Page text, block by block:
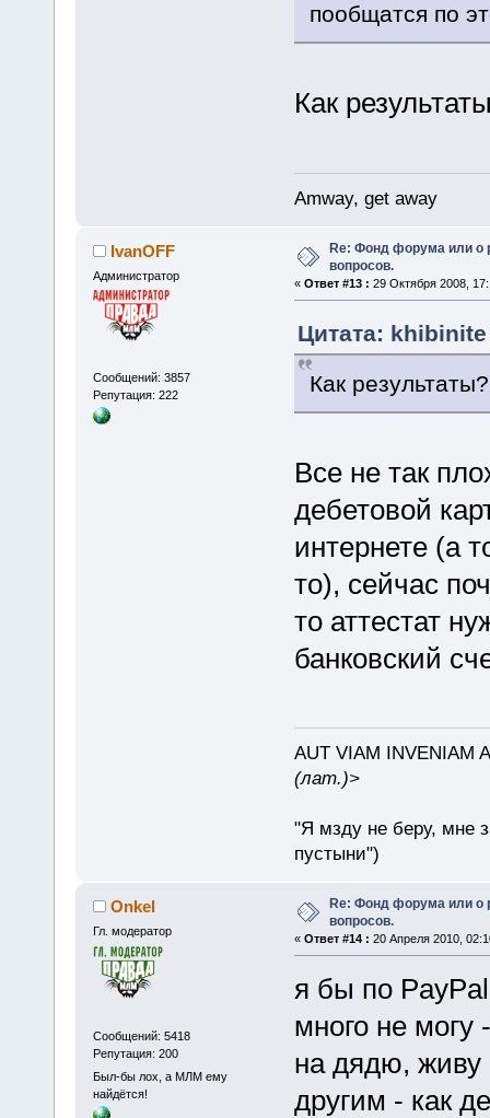
пообщатся по
Как
Amway, get away
IvanOFF
Администратор
Сообщений: 3857
Репутация: 222
Re: Фонд форума или о
вопросов.
« Ответ #13 : 29 Октября 2008,
Цитата: khibinite
Как результаты?
Все не так
дебетовой
интернете (а
то), сейчас
то аттестат
банковский
AUT VIAM INVENIAM
(лат.)>
"Я мзду не беру, мне
пустыни")
Onkel
Гл. модератор
Сообщений: 5418
Репутация: 200
Был-бы лох, а МЛМ ему
найдётся!
Re: Фонд форума или
вопросов.
« Ответ #14 : 20 Апреля 2010,
я бы по
много не
на дядю, живу
другим - как